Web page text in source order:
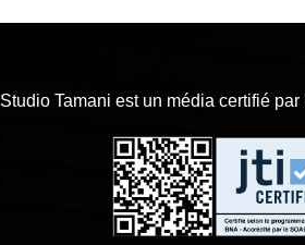
Studio Tamani est un média certifié par